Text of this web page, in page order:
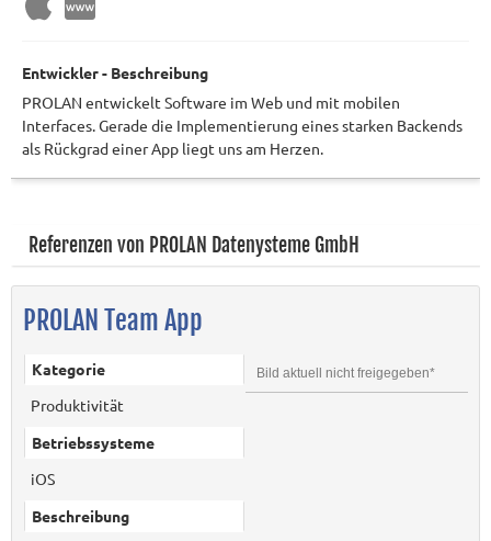
Entwickler - Beschreibung
PROLAN entwickelt Software im Web und mit mobilen
Interfaces. Gerade die Implementierung eines starken Backends
als Rückgrad einer App liegt uns am Herzen.
Referenzen von PROLAN Datenysteme GmbH
PROLAN Team App
Kategorie
Produktivität
Betriebssysteme
iOS
Beschreibung
Bild aktuell nicht freigegeben*